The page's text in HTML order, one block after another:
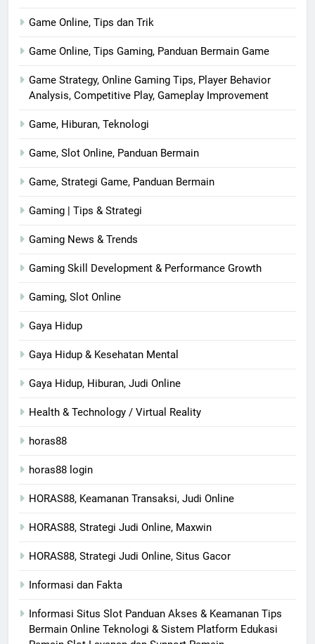
Game Online, Tips dan Trik
Game Online, Tips Gaming, Panduan Bermain Game
Game Strategy, Online Gaming Tips, Player Behavior
Analysis, Competitive Play, Gameplay Improvement
Game, Hiburan, Teknologi
Game, Slot Online, Panduan Bermain
Game, Strategi Game, Panduan Bermain
Gaming | Tips & Strategi
Gaming News & Trends
Gaming Skill Development & Performance Growth
Gaming, Slot Online
Gaya Hidup
Gaya Hidup & Kesehatan Mental
Gaya Hidup, Hiburan, Judi Online
Health & Technology / Virtual Reality
horas88
horas88 login
HORAS88, Keamanan Transaksi, Judi Online
HORAS88, Strategi Judi Online, Maxwin
HORAS88, Strategi Judi Online, Situs Gacor
Informasi dan Fakta
Informasi Situs Slot Panduan Akses & Keamanan Tips
Bermain Online Teknologi & Sistem Platform Edukasi